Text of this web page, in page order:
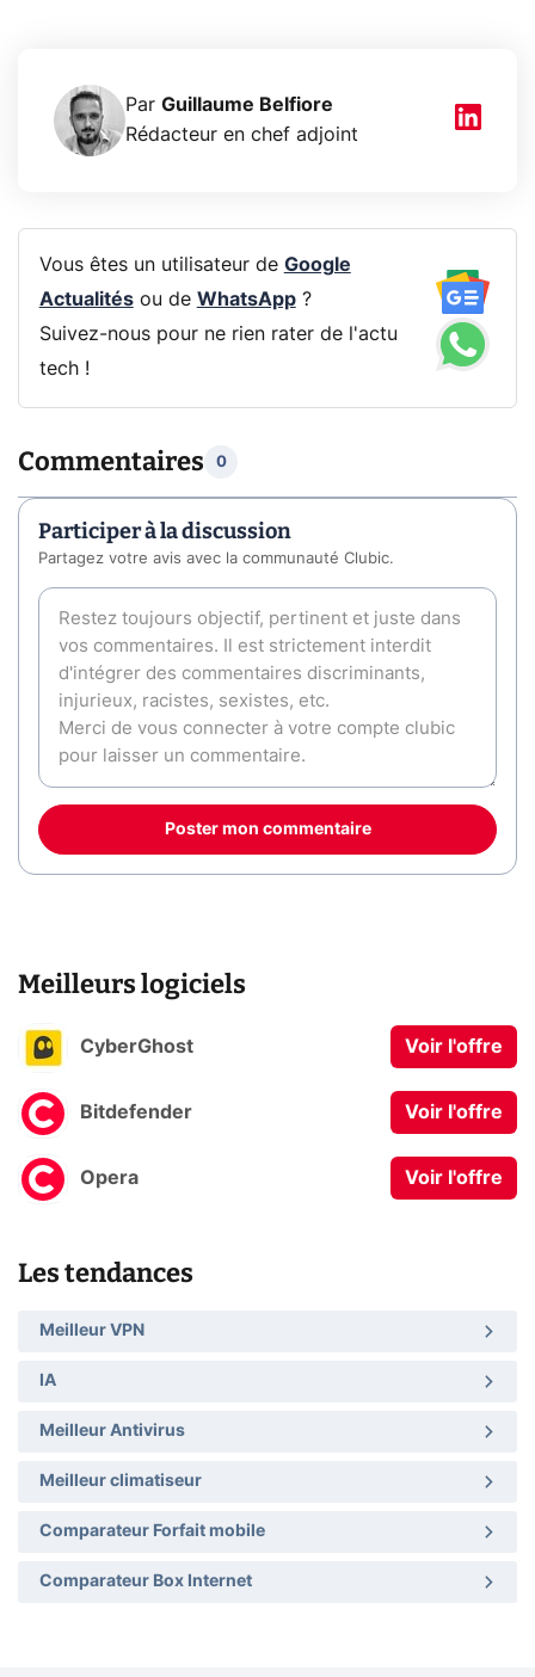
Par Guillaume Belfiore
Rédacteur en chef adjoint
Vous êtes un utilisateur de Google
Actualitésou de WhatsApp?
Suivez-nous pour ne rien rater de l'actu
tech !
Commentaires 0
Participer à la discussion
Partagez votre avis avec la communauté Clubic.
Poster mon commentaire
Meilleurs logiciels
CyberGhost Voir l'offre
Bitdefender Voir l'offre
Opera Voir l'offre
Les tendances
Meilleur VPN
IA
Meilleur Antivirus
Meilleur climatiseur
Comparateur Forfait mobile
Comparateur Box Internet